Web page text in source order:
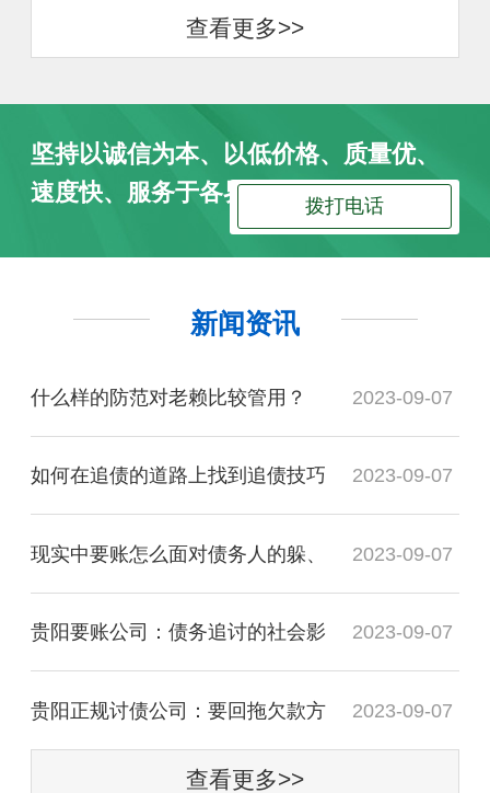
查看更多>>
坚持以诚信为本、以低价格、质量优、
速度快、服务于各界朋友
拨打电话
新闻资讯
什么样的防范对老赖比较管用？ 2023-09-07
如何在追债的道路上找到追债技巧 2023-09-07
现实中要账怎么面对债务人的躲、 2023-09-07
贵阳要账公司：债务追讨的社会影 2023-09-07
贵阳正规讨债公司：要回拖欠款方 2023-09-07
查看更多>>